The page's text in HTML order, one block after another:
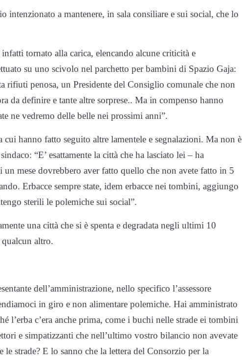
intenzionato a mantenere, in sala consiliare e sui social, che lo
tornato alla carica, elencando alcune criticità e
su uno scivolo nel parchetto per bambini di Spazio Gaja:
rifiuti penosa, un Presidente del Consiglio comunale che non
da definire e tante altre sorprese.. Ma in compenso hanno
ne vedremo delle belle nei prossimi anni”.
hanno fatto seguito altre lamentele e segnalazioni. Ma non è
“E’ esattamente la città che ha lasciato lei – ha
mese dovrebbero aver fatto quello che non avete fatto in 5
Erbacce sempre state, idem erbacce nei tombini, aggiungo
sterili le polemiche sui social”.
una città che si è spenta e degradata negli ultimi 10
qualcun altro.
dell’amministrazione, nello specifico l’assessore
in giro e non alimentare polemiche. Hai amministrato
l’erba c’era anche prima, come i buchi nelle strade ei tombini
e simpatizzanti che nell’ultimo vostro bilancio non avevate
le strade? E lo sanno che la lettera del Consorzio per la